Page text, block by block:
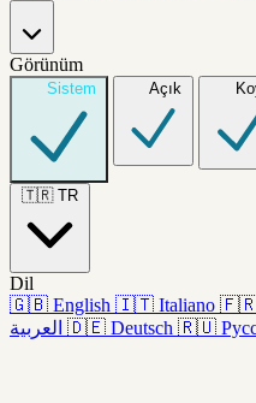
Görünüm
Sistem Açık
🇹🇷 TR
Dil
🇬🇧 English 🇮🇹 Italiano
العربية 🇩🇪 Deutsch 🇷🇺